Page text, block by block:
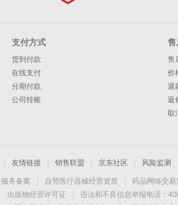
支付方式
货到付款
在线支付
分期付款
公司转账
售
售
价
退
返
取
友情链接 销售联盟 京东社区 风险监测
务备案 自营医疗器械经营资质 药品网络交
出版物经营许可证
违法和不良信息举报电话：